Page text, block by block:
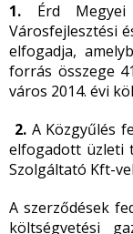
1. Érd
Városfejlesztési
elfogadja,
forrás összege
város 2014. évi
2.A Közgyűlés
elfogadott üzleti
Szolgáltató Kft-
A szerződések
költségvetési